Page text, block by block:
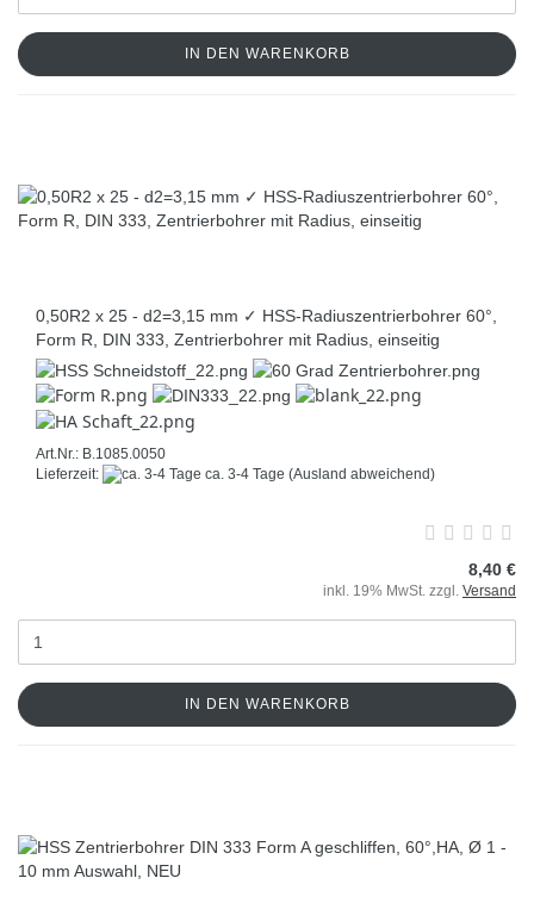
IN DEN WARENKORB
0,50R2 x 25 - d2=3,15 mm ✓ HSS-Radiuszentrierbohrer 60°,
Form R, DIN 333, Zentrierbohrer mit Radius, einseitig
Art.Nr.: B.1085.0050
Lieferzeit:
ca. 3-4 Tage (Ausland abweichend)
8,40 €
inkl. 19% MwSt. zzgl. Versand
IN DEN WARENKORB